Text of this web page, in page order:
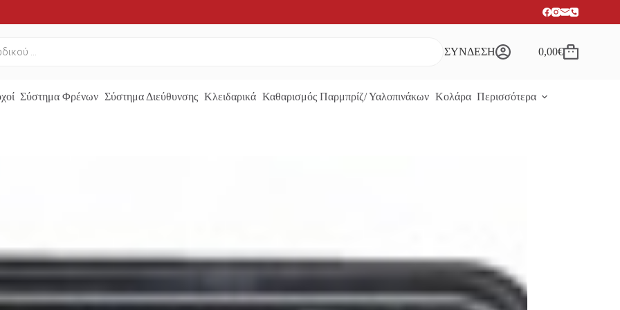
ΣΥΝΔΕΣΗ
Καλάθι
0,00€
Σύστημα Φρένων Σύστημα Διεύθυνσης Κλειδαρικά Καθαρισμός Παρμπρίζ/ Υαλοπινάκων Κολάρα Περισσότερα